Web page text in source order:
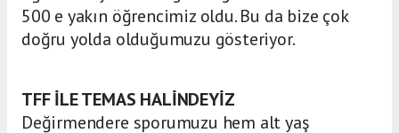
500 e yakın öğrencimiz oldu. Bu da bize çok
doğru yolda olduğumuzu gösteriyor.
TFF İLE TEMAS HALİNDEYİZ
Değirmendere sporumuzu hem alt yaş